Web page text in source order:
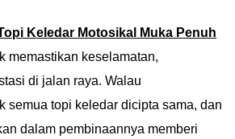
Keledar Motosikal Muka Penuh
memastikan keselamatan,
di jalan raya. Walau
semua topi keledar dicipta sama, dan
dalam pembinaannya memberi